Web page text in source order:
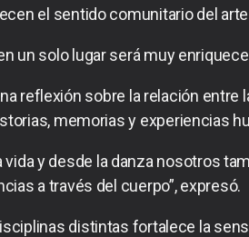
el sentido comunitario del
un solo lugar será muy
reflexión sobre la relación entre
memorias y experiencias
y desde la danza nosotros
a través del cuerpo”, expresó.
distintas fortalece la